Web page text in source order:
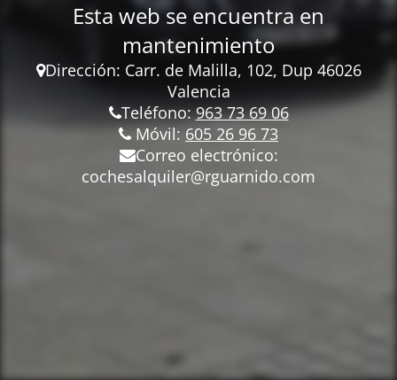
Esta web se encuentra en
mantenimiento
Dirección: Carr. de Malilla, 102, Dup 46026
Valencia
Teléfono:963 73 69 06
Móvil: 605 26 96 73
Correo electrónico:
cochesalquiler@rguarnido.com